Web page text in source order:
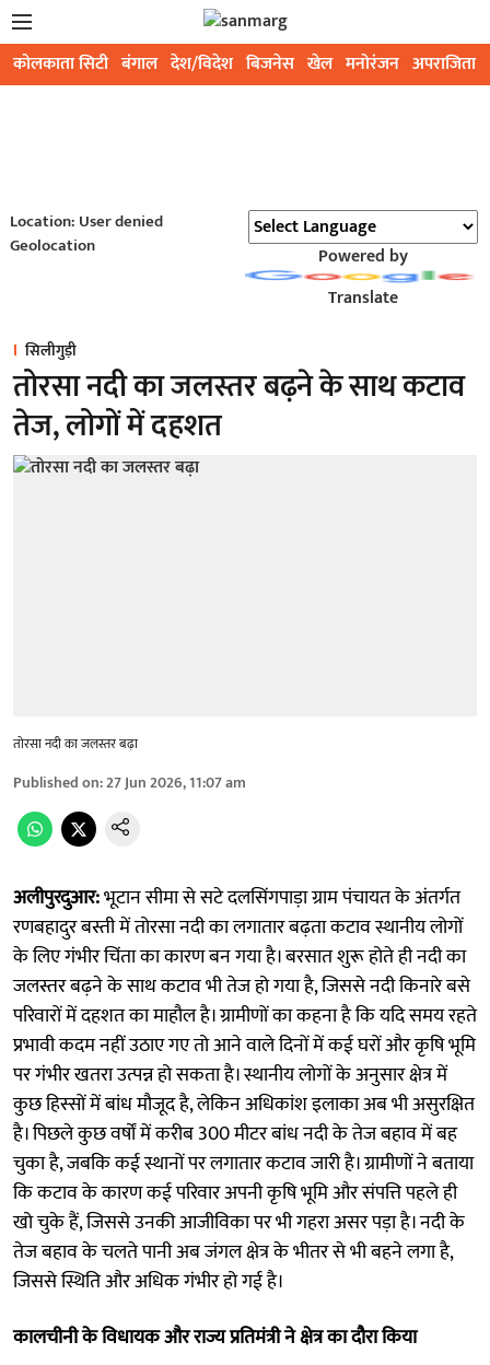
कोलकाता सिटी बंगाल देश/विदेश बिजनेस खेल मनोरंजन अपराजिता
Location: User denied
Geolocation
Powered by
Translate
सिलीगुड़ी
तोरसा नदी का जलस्तर बढ़ने के साथ कटाव
तेज, लोगों में दहशत
तोरसा नदी का जलस्तर बढ़ा
Published on:27 Jun 2026, 11:07 am
अलीपुरदुआर:भूटान सीमा से सटे दलसिंगपाड़ा ग्राम पंचायत के अंतर्गत
रणबहादुर बस्ती में तोरसा नदी का लगातार बढ़ता कटाव स्थानीय लोगों
के लिए गंभीर चिंता का कारण बन गया है। बरसात शुरू होते ही नदी का
जलस्तर बढ़ने के साथ कटाव भी तेज हो गया है, जिससे नदी किनारे बसे
परिवारों में दहशत का माहौल है। ग्रामीणों का कहना है कि यदि समय रहते
प्रभावी कदम नहीं उठाए गए तो आने वाले दिनों में कई घरों और कृषि भूमि
पर गंभीर खतरा उत्पन्न हो सकता है। स्थानीय लोगों के अनुसार क्षेत्र में
कुछ हिस्सों में बांध मौजूद है, लेकिन अधिकांश इलाका अब भी असुरक्षित
है। पिछले कुछ वर्षों में करीब 300 मीटर बांध नदी के तेज बहाव में बह
चुका है, जबकि कई स्थानों पर लगातार कटाव जारी है। ग्रामीणों ने बताया
कि कटाव के कारण कई परिवार अपनी कृषि भूमि और संपत्ति पहले ही
खो चुके हैं, जिससे उनकी आजीविका पर भी गहरा असर पड़ा है। नदी के
तेज बहाव के चलते पानी अब जंगल क्षेत्र के भीतर से भी बहने लगा है,
जिससे स्थिति और अधिक गंभीर हो गई है।
कालचीनी के विधायक और राज्य प्रतिमंत्री ने क्षेत्र का दौरा किया